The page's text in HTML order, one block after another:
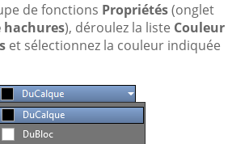
de fonctions Propriétés(onglet
hachures), déroulez la liste Couleur
et sélectionnez la couleur indiquée